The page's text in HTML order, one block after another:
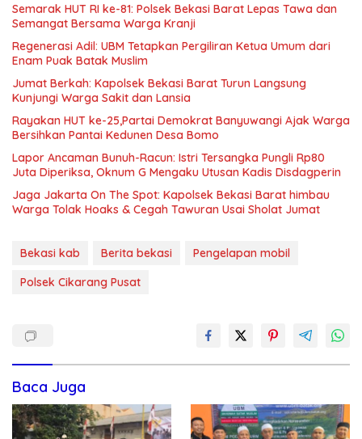
Semarak HUT RI ke-81: Polsek Bekasi Barat Lepas Tawa dan
Semangat Bersama Warga Kranji
Regenerasi Adil: UBM Tetapkan Pergiliran Ketua Umum dari
Enam Puak Batak Muslim
Jumat Berkah: Kapolsek Bekasi Barat Turun Langsung
Kunjungi Warga Sakit dan Lansia
Rayakan HUT ke-25,Partai Demokrat Banyuwangi Ajak Warga
Bersihkan Pantai Kedunen Desa Bomo
Lapor Ancaman Bunuh-Racun: Istri Tersangka Pungli Rp80
Juta Diperiksa, Oknum G Mengaku Utusan Kadis Disdagperin
Jaga Jakarta On The Spot: Kapolsek Bekasi Barat himbau
Warga Tolak Hoaks & Cegah Tawuran Usai Sholat Jumat
Bekasi kab Berita bekasi
Pengelapan mobil
Polsek Cikarang Pusat
Baca Juga